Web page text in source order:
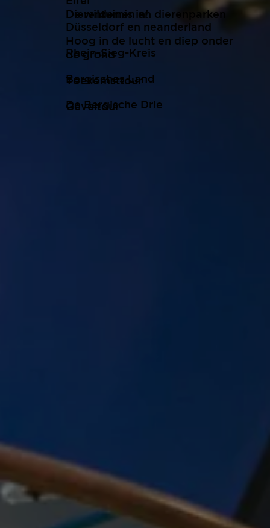
De wildernis in!
Hoog in de lucht en diep onder
de grond
Toekomsttour
Geveltour
Düsseldorf en neanderland
Rhein-Sieg-Kreis
Bergisches Land
De Bergische Drie
Dierentuinen en dierenparken